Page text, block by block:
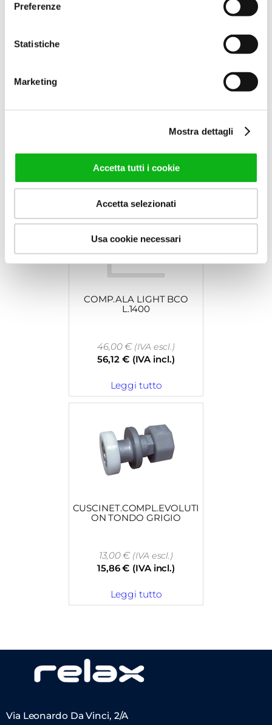
Preferenze
Statistiche
Marketing
Mostra dettagli
Accetta tutti i cookie
Accetta selezionati
Usa cookie necessari
(IVA escl.)
64,66€(IVA incl.)
COMP.ALA LIGHT BCO
L.1400
46,00€(IVA escl.)
56,12 € (IVA incl.)
Leggi tutto
CUSCINET.COMPL.EVOLUTI
ON TONDO GRIGIO
13,00€(IVA escl.)
15,86€ (IVA incl.)
Leggi tutto
Via Leonardo Da Vinci, 2/A